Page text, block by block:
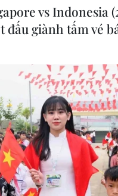
vs Indonesia
đấu giành tấm vé